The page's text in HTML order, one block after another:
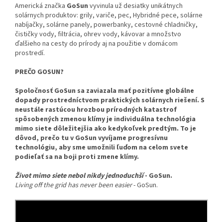
Americká značka GoSun vyvinula už desiatky unikátnych
solárnych produktov: grily, variče, pec, Hybridné pece, solárne
nabíjačky, solárne panely, powerbanky, cestovné chladničky,
čističky vody, filtrácia, ohrev vody, kávovar a množstvo
ďalšieho na cesty do prírody aj na použitie v domácom
prostredí.
PREČO GOSUN?
Spoločnosť GoSun sa zaviazala mať pozitívne globálne
dopady prostredníctvom praktických solárnych riešení. S
neustále rastúcou hrozbou prírodných katastrof
spôsobených zmenou klímy je individuálna technológia
mimo siete dôležitejšia ako kedykoľvek predtým. To je
dôvod, prečo tu v GoSun vyvíjame progresívnu
technológiu, aby sme umožnili ľuďom na celom svete
podieľať sa na boji proti zmene klímy.
Život mimo siete nebol nikdy jednoduchší- GoSun.
Living off the grid has never been easier- GoSun.